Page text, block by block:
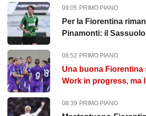
09:05 PRIMO PIANO
Per la Fiorentina
Pinamonti: il
08:52 PRIMO PIANO
Una buona Fiorentina
Work in progress, ma
08:39 PRIMO PIANO